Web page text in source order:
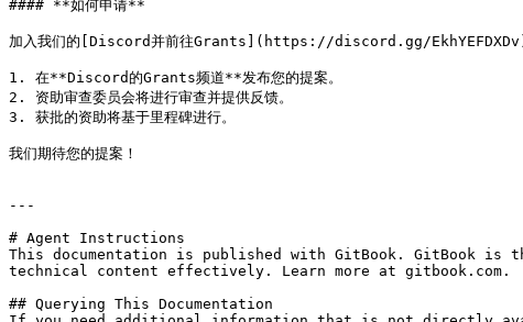
#### **如何申请**
加入我们的[Discord并前往Grants](https://discord.gg/EkhYEFDXDv)
1. 在**Discord的Grants频道**发布您的提案。
2. 资助审查委员会将进行审查并提供反馈。
3. 获批的资助将基于里程碑进行。
我们期待您的提案！
---
# Agent Instructions
This documentation is published with GitBook. GitBook is
technical content effectively. Learn more at gitbook.com.
## Querying This Documentation